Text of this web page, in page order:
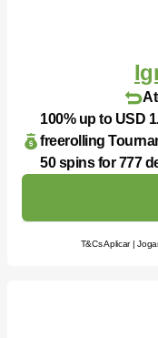
100% up to USD
freerolling
50 spins for 777
T&Cs Aplicar |